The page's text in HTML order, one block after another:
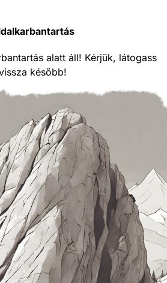
alatt áll! Kérjük, látogass
később!